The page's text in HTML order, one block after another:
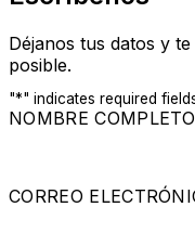
Déjanos tus datos y
posible.
"*" indicates required
NOMBRE COMPLETO
CORREO